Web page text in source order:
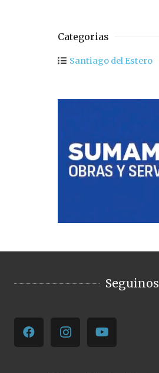
Categorias
Santiago del Estero
Seguinos